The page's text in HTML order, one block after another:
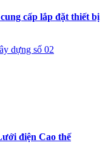
cấp lắp đặt thiết bị
dựng số 02
điện Cao thế